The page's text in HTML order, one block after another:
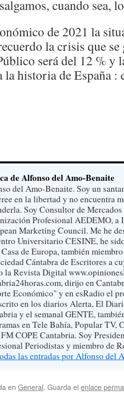
cuando sea,
de 2021 la
la crisis que
será del 12 % y
la historia de España :
de Alfonso del Amo-Benaite
del Amo-Benaite. Soy un
en la libertad y no encuentra
Soy Consultor de
Profesional AEDEMO,
Marketing Council. Me he
Universitario CESINE, he
de Europa, también
Cántabra de Escritores a
la Revista Digital
dirijo en
Económico" y en esRadio el
en los diarios Alerta, El
y el semanal GENTE,
en Tele Bahía, Popular TV,
COPE Cantabria. Soy
Periodistas y miembro de
las entradas por Alfonso del
en General. Guarda el enlace